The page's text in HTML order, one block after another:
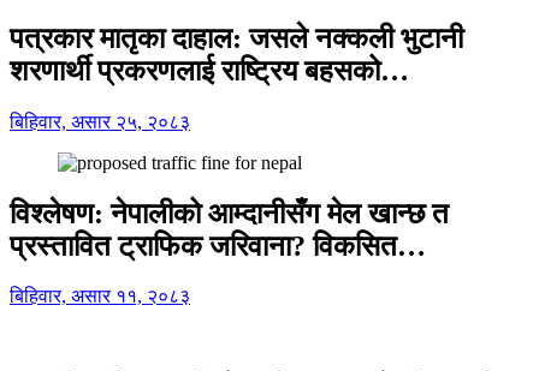
पत्रकार मातृका दाहाल: जसले नक्कली भुटानी
शरणार्थी प्रकरणलाई राष्ट्रिय बहसको…
बिहिवार, असार २५, २०८३
विश्लेषण: नेपालीको आम्दानीसँग मेल खान्छ त
प्रस्तावित ट्राफिक जरिवाना? विकसित…
बिहिवार, असार ११, २०८३